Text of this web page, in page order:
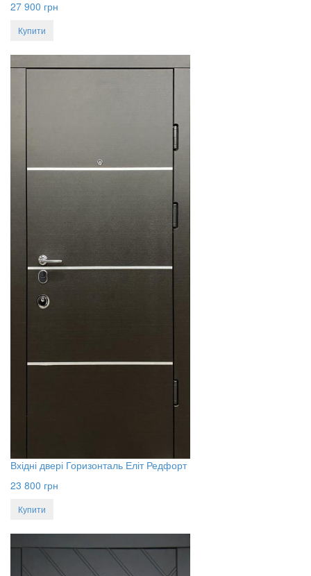
27 900 грн
Купити
Вхідні двері Горизонталь Еліт Редфорт
23 800 грн
Купити